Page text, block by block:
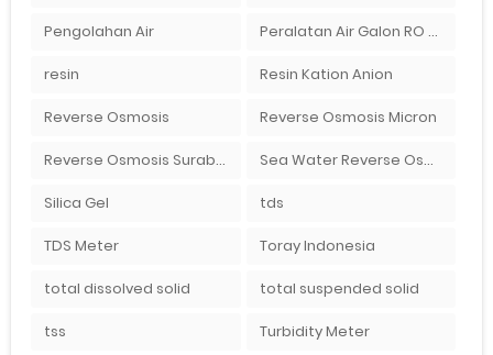
Pengolahan Air Peralatan Air Galon RO Palembang
resin Resin Kation Anion
Reverse Osmosis Reverse Osmosis Micron
Reverse Osmosis Surabaya Sea Water Reverse Osmosis
Silica Gel tds
TDS Meter Toray Indonesia
total dissolved solid total suspended solid
tss Turbidity Meter